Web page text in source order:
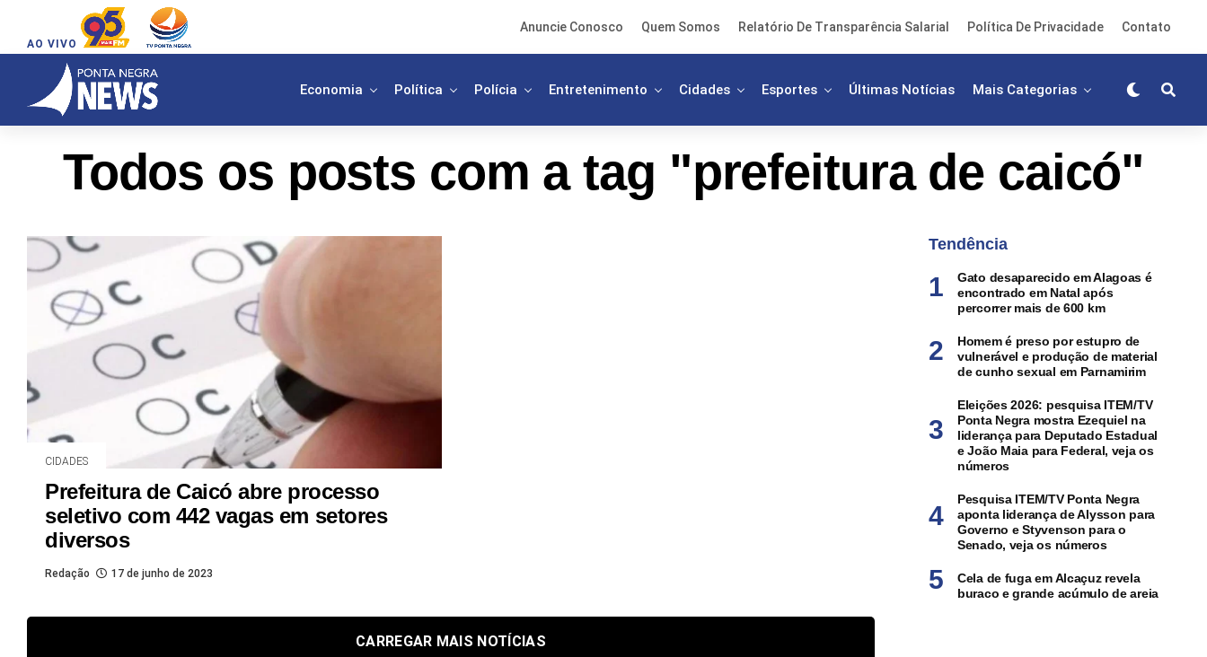
AO VIVO
Anuncie Conosco Quem Somos Relatório De Transparência Salarial Política De Privacidade Contato
Economia Política Polícia Entretenimento Cidades Esportes Últimas Notícias Mais Categorias
Todos os posts com a tag "prefeitura de caicó"
CIDADES
Prefeitura de Caicó abre processo
seletivo com 442 vagas em setores
diversos
Redação 17 de junho de 2023
CARREGAR MAIS NOTÍCIAS
Tendência
Gato desaparecido em Alagoas é
encontrado em Natal após
percorrer mais de 600 km
Homem é preso por estupro de
vulnerável e produção de material
de cunho sexual em Parnamirim
Eleições 2026: pesquisa ITEM/TV
Ponta Negra mostra Ezequiel na
liderança para Deputado Estadual
e João Maia para Federal, veja os
números
Pesquisa ITEM/TV Ponta Negra
aponta liderança de Alysson para
Governo e Styvenson para o
Senado, veja os números
Cela de fuga em Alcaçuz revela
buraco e grande acúmulo de areia